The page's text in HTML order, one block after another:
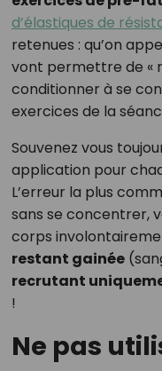
d’élastiques de
retenues : qu’on
vont permettre de «
conditionner à se
exercices de la
Souvenez vous
application pour
L’erreur la plus
sans se concentrer,
corps
restant gainée
recrutant
!
Ne pas